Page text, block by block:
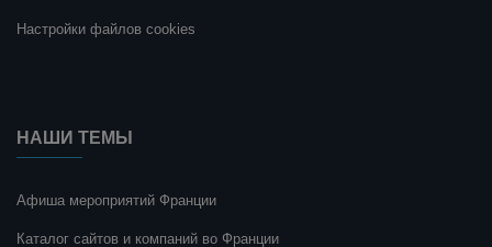
Настройки файлов cookies
НАШИ ТЕМЫ
Афиша мероприятий Франции
Каталог сайтов и компаний во Франции